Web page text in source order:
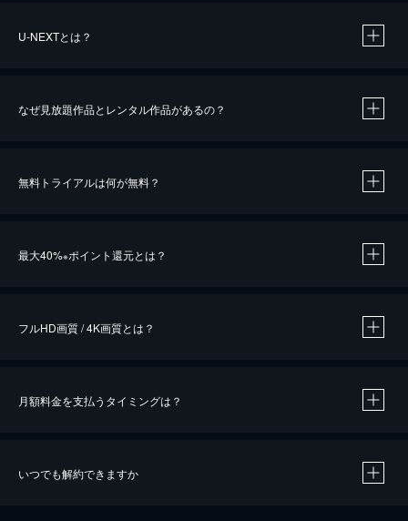
U-NEXTとは？
なぜ見放題作品とレンタル作品があるの？
無料トライアルは何が無料？
最大40%※ポイント還元とは？
※40％ポイント還元の対象は、クレジットカード決済による作品の購入 / レンタルです。
フルHD画質 / 4K画質とは？
月額料金を支払うタイミングは？
いつでも解約できますか